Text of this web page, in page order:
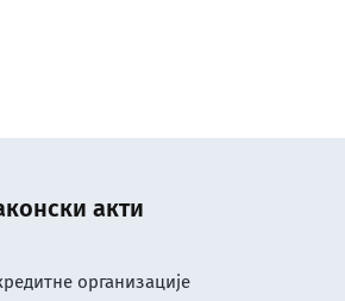
акти
организације